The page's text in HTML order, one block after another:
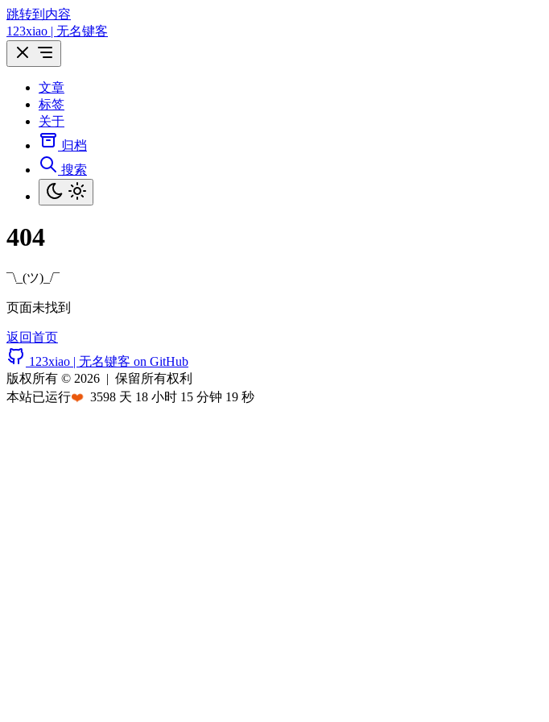
跳转到内容
123xiao | 无名键客
文章
标签
关于
归档
搜索
404
¯\_(ツ)_/¯
页面未找到
返回首页
123xiao | 无名键客 on GitHub
版权所有 © 2026 | 保留所有权利
本站已运行❤️ 3598 天 18 小时 15 分钟 19 秒